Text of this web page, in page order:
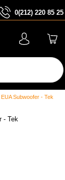
0(212) 220 85 25
Subwoofer - Tek